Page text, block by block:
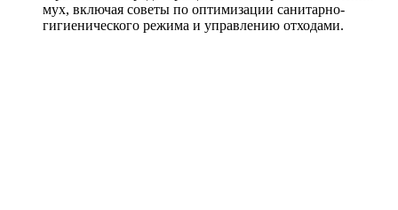
мух, включая советы по оптимизации санитарно-
гигиенического режима и управлению отходами.